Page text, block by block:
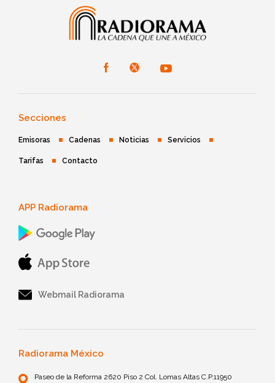
Secciones
Emisoras Cadenas Noticias Servicios
Tarifas Contacto
APP Radiorama
Webmail Radiorama
Radiorama México
Paseo de la Reforma 2620 Piso 2 Col. Lomas Altas C.P.11950